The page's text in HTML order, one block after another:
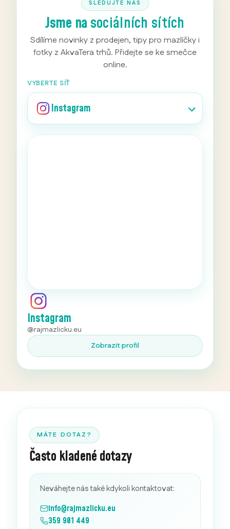
SLEDUJTE NÁS
Jsme na sociálních sítích
Sdílíme novinky z prodejen, tipy pro mazlíčky i
fotky z AkvaTera trhů. Přidejte se ke smečce
online.
VYBERTE SÍŤ
Instagram
Instagram
@rajmazlicku.eu
Zobrazit profil
MÁTE DOTAZ?
Často kladené dotazy
Neváhejte nás také kdykoli kontaktovat:
info@rajmazlicku.eu
359 901 449